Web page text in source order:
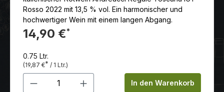
Rosso 2022 mit 13,5 % vol. Ein harmonischer und
hochwertiger Wein mit einem langen Abgang.
14,90 €*
0.75 Ltr.
(19,87 €* / 1 Ltr.)
Produkt Anzahl: Gib denIn den Warenkorb